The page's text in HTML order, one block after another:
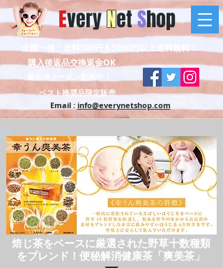
EveryNetShop
全国一律：送料500円＆5000円以上送料無料！
Email : info@everynetshop.com
購入後返品交換返金OK
ベスト推奨品限定販売
焙じ茶をベースに厳選された野草十数種類
をブレンド！便秘解消健康茶「爽美茶」